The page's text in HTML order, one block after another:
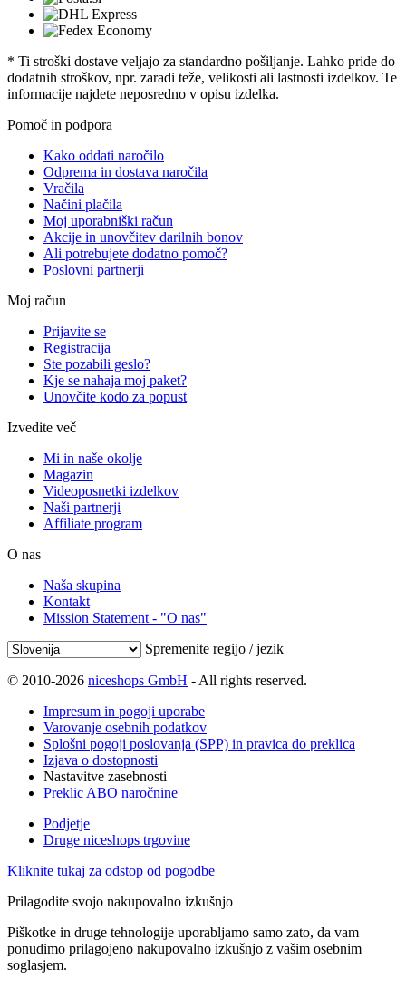
* Ti stroški dostave veljajo za standardno pošiljanje. Lahko pride do
dodatnih stroškov, npr. zaradi teže, velikosti ali lastnosti izdelkov. Te
informacije najdete neposredno v opisu izdelka.
Pomoč in podpora
Kako oddati naročilo
Odprema in dostava naročila
Vračila
Načini plačila
Moj uporabniški račun
Akcije in unovčitev darilnih bonov
Ali potrebujete dodatno pomoč?
Poslovni partnerji
Moj račun
Prijavite se
Registracija
Ste pozabili geslo?
Kje se nahaja moj paket?
Unovčite kodo za popust
Izvedite več
Mi in naše okolje
Magazin
Videoposnetki izdelkov
Naši partnerji
Affiliate program
O nas
Naša skupina
Kontakt
Mission Statement - "O nas"
Spremenite regijo / jezik
© 2010-2026 niceshops GmbH - All rights reserved.
Impresum in pogoji uporabe
Varovanje osebnih podatkov
Splošni pogoji poslovanja (SPP) in pravica do preklica
Izjava o dostopnosti
Nastavitve zasebnosti
Preklic ABO naročnine
Podjetje
Druge niceshops trgovine
Kliknite tukaj za odstop od pogodbe
Prilagodite svojo nakupovalno izkušnjo
Piškotke in druge tehnologije uporabljamo samo zato, da vam
ponudimo prilagojeno nakupovalno izkušnjo z vašim osebnim
soglasjem.